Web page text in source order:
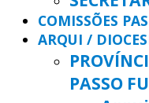
COMISSÕES
ARQUI /
PASSO